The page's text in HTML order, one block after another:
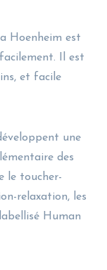
Hoenheim est
Il est
et facile
une
des
le toucher-
relaxation, les
Human